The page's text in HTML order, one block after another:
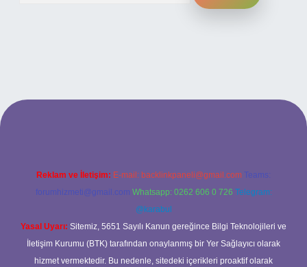
ilbet giriş adresi
Reklam ve İletişim: E-mail: backlinkpaneli@gmail.com Teams:
forumhizmeti@gmail.com Whatsapp: 0262 606 0 726 Telegram:
@karabul
Yasal Uyarı: Sitemiz, 5651 Sayılı Kanun gereğince Bilgi Teknolojileri ve
İletişim Kurumu (BTK) tarafından onaylanmış bir Yer Sağlayıcı olarak
hizmet vermektedir. Bu nedenle, sitedeki içerikleri proaktif olarak